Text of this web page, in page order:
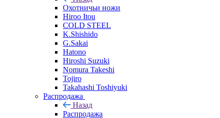
Охотничьи ножи
Hiroo Itou
COLD STEEL
K.Shishido
G.Sakai
Hatono
Hiroshi Suzuki
Nomura Takeshi
Tojiro
Takahashi Toshiyuki
Распродажа
Назад
Распродажа